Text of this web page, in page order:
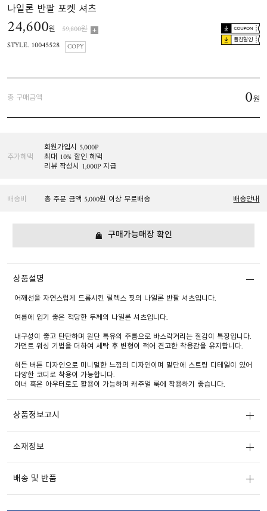
나일론 반팔 포켓 셔츠
24,600원 59,800원
플친할인
STYLE. 10045528 COPY
총 구매금액 0원
추가혜택
회원가입시 5,000P
최대 10% 할인 혜택
리뷰 작성시 1,000P 지급
배송비 총 주문 금액 5,000원 이상 무료배송 배송안내
구매가능매장 확인
상품설명
어깨선을 자연스럽게 드롭시킨 릴렉스 핏의 나일론 반팔 셔츠입니다.
여름에 입기 좋은 적당한 두께의 나일론 셔츠입니다.
내구성이 좋고 탄탄하며 원단 특유의 주름으로 바스락거리는 질감이 특징입니다.
가먼트 워싱 기법을 더하여 세탁 후 변형이 적어 견고한 착용감을 유지합니다.
히든 버튼 디자인으로 미니멀한 느낌의 디자인이며 밑단에 스트링 디테일이 있어
다양한 코디로 착용이 가능합니다.
이너 혹은 아우터로도 활용이 가능하며 캐주얼 룩에 착용하기 좋습니다.
상품정보고시
소재정보
배송 및 반품